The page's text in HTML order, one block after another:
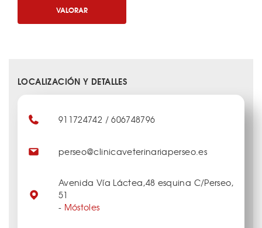
VALORAR
LOCALIZACIÓN Y DETALLES
911724742 / 606748796
perseo@clinicaveterinariaperseo.es
Avenida Vía Láctea,48 esquina C/Perseo,
51
- Móstoles